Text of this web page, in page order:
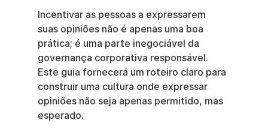
Incentivar as pessoas a expressarem
suas opiniões não é apenas uma boa
prática; é uma parte inegociável da
governança corporativa responsável.
Este guia fornecerá um roteiro claro para
construir uma cultura onde expressar
opiniões não seja apenas permitido, mas
esperado.